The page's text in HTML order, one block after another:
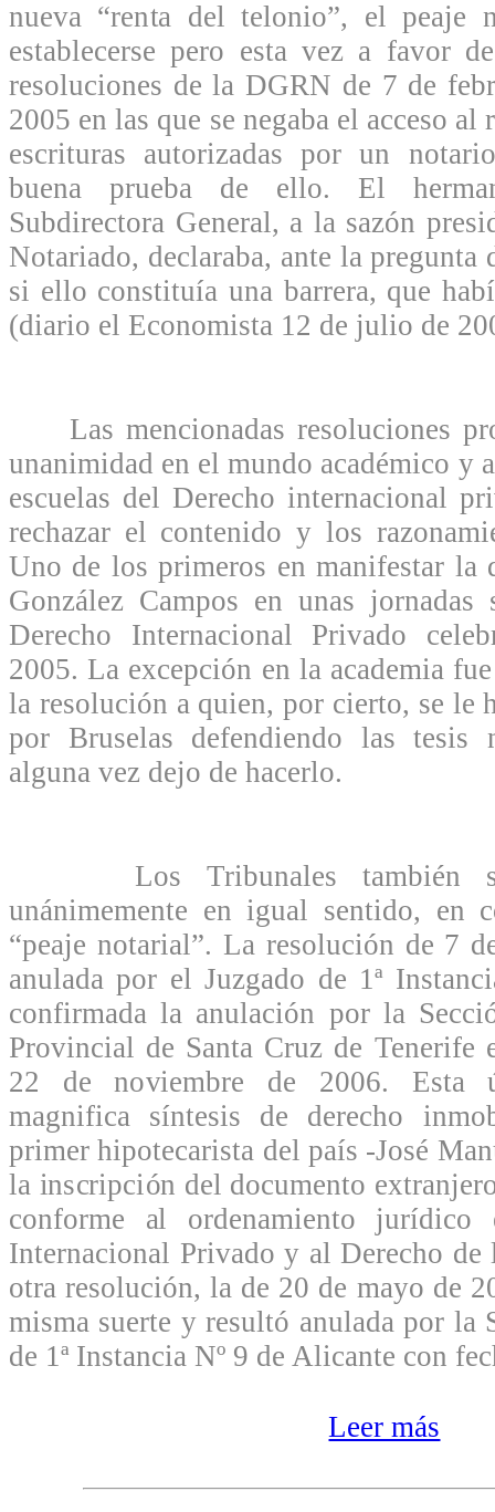
nueva “renta del telonio”, el peaje
establecerse pero esta vez a favor
resoluciones de la DGRN de 7 de
2005 en las que se negaba el acceso
escrituras autorizadas por un
buena prueba de ello. El
Subdirectora General, a la sazón
Notariado, declaraba, ante la pregunta
si ello constituía una barrera, que
(diario el Economista 12 de julio de
Las mencionadas resoluciones
unanimidad en el mundo académico y
escuelas del Derecho internacional
rechazar el contenido y los
Uno de los primeros en manifestar la
González Campos en unas
Derecho Internacional Privado
2005. La excepción en la academia
la resolución a quien, por cierto, se le
por Bruselas defendiendo las tesis
alguna vez dejo de hacerlo.
Los Tribunales también se
unánimemente en igual sentido, en
“peaje notarial”. La resolución de 7
anulada por el Juzgado de 1ª
confirmada la anulación por la
Provincial de Santa Cruz de Tenerife
22 de noviembre de 2006. Esta
magnifica síntesis de derecho
primer hipotecarista del país -José
la inscripción del documento
conforme al ordenamiento jurídico
Internacional Privado y al Derecho
otra resolución, la de 20 de mayo de
misma suerte y resultó anulada por la
de 1ª Instancia Nº 9 de Alicante con
Leer más